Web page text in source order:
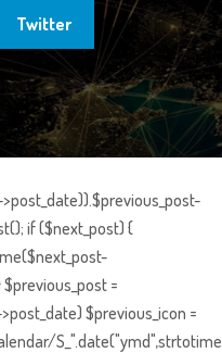
Twitter
if ($next_post) {
=
$previous_icon =